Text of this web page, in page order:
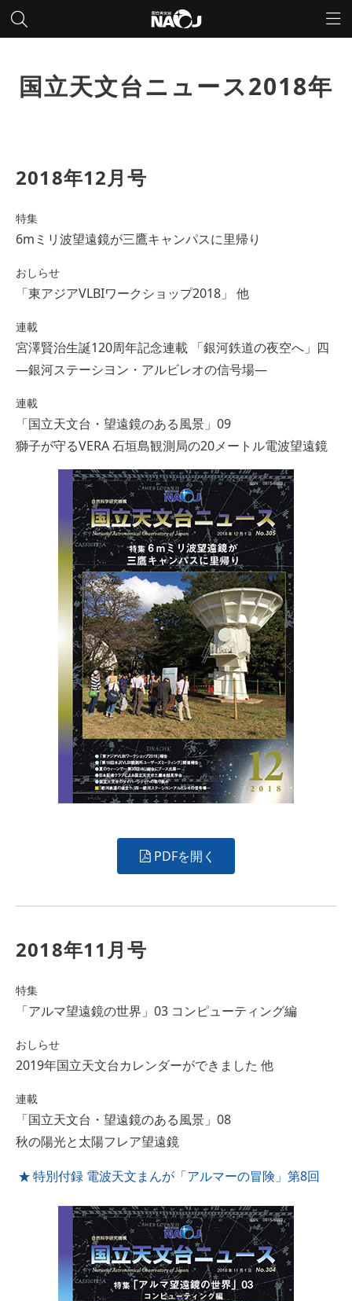
国立天文台ニュース2018年
2018年12月号
特集
6mミリ波望遠鏡が三鷹キャンパスに里帰り
おしらせ
「東アジアVLBIワークショップ2018」 他
連載
宮澤賢治生誕120周年記念連載 「銀河鉄道の夜空へ」四
―銀河ステーシヨン・アルビレオの信号場―
連載
「国立天文台・望遠鏡のある風景」09
獅子が守るVERA 石垣島観測局の20メートル電波望遠鏡
PDFを開く
2018年11月号
特集
「アルマ望遠鏡の世界」03 コンピューティング編
おしらせ
2019年国立天文台カレンダーができました 他
連載
「国立天文台・望遠鏡のある風景」08
秋の陽光と太陽フレア望遠鏡
特別付録 電波天文まんが「アルマーの冒険」第8回